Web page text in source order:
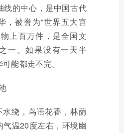
线的中心，是中国古代
，被誉为“世界五大宫
上百万件，是全国文
一。如果没有一天半
能都走不完。
水绕，鸟语花香，林荫
气温20度左右，环境幽